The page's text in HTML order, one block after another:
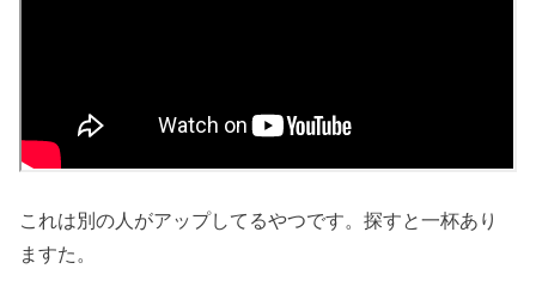
これは別の人がアップしてるやつです。探すと一杯あり
ますた。